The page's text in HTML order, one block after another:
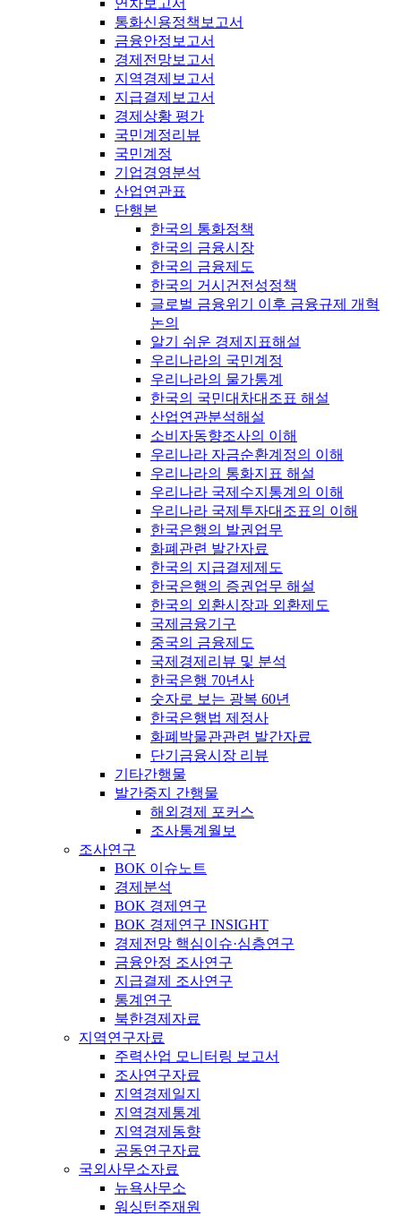
연차보고서
통화신용정책보고서
금융안정보고서
경제전망보고서
지역경제보고서
지급결제보고서
경제상황 평가
국민계정리뷰
국민계정
기업경영분석
산업연관표
단행본
한국의 통화정책
한국의 금융시장
한국의 금융제도
한국의 거시건전성정책
글로벌 금융위기 이후 금융규제 개혁
논의
알기 쉬운 경제지표해설
우리나라의 국민계정
우리나라의 물가통계
한국의 국민대차대조표 해설
산업연관분석해설
소비자동향조사의 이해
우리나라 자금순환계정의 이해
우리나라의 통화지표 해설
우리나라 국제수지통계의 이해
우리나라 국제투자대조표의 이해
한국은행의 발권업무
화폐관련 발간자료
한국의 지급결제제도
한국은행의 증권업무 해설
한국의 외환시장과 외환제도
국제금융기구
중국의 금융제도
국제경제리뷰 및 분석
한국은행 70년사
숫자로 보는 광복 60년
한국은행법 제정사
화폐박물관관련 발간자료
단기금융시장 리뷰
기타간행물
발간중지 간행물
해외경제 포커스
조사통계월보
조사연구
BOK 이슈노트
경제분석
BOK 경제연구
BOK 경제연구 INSIGHT
경제전망 핵심이슈·심층연구
금융안정 조사연구
지급결제 조사연구
통계연구
북한경제자료
지역연구자료
주력산업 모니터링 보고서
조사연구자료
지역경제일지
지역경제통계
지역경제동향
공동연구자료
국외사무소자료
뉴욕사무소
워싱턴주재원